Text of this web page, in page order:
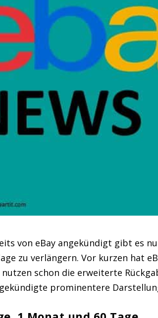
von eBay angekündigt gibt es
zu verlängern. Vor kurzen hat
nutzen schon die erweiterte
prominentere